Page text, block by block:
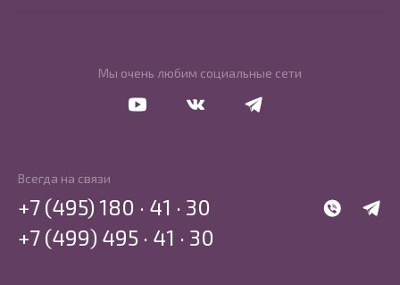
Мы очень любим социальные сети
Всегда на связи
WhatsApp
+7 (495) 180 · 41 · 30
+7 (499) 495 · 41 · 30